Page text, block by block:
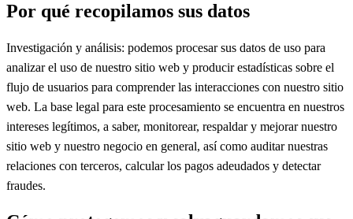
Por qué recopilamos sus datos
Investigación y análisis: podemos procesar sus datos de uso para
analizar el uso de nuestro sitio web y producir estadísticas sobre el
flujo de usuarios para comprender las interacciones con nuestro sitio
web. La base legal para este procesamiento se encuentra en nuestros
intereses legítimos, a saber, monitorear, respaldar y mejorar nuestro
sitio web y nuestro negocio en general, así como auditar nuestras
relaciones con terceros, calcular los pagos adeudados y detectar
fraudes.